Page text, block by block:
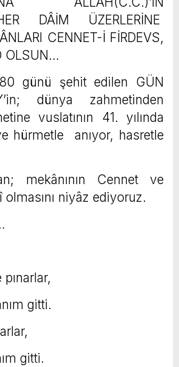
DÂİM ÜZERLERİNE
CENNET-İ FİRDEVS,
OLSUN…
günü şehit edilen GÜN
dünya zahmetinden
vuslatının 41. yılında
hürmetle anıyor, hasretle
mekânının Cennet ve
olmasını niyâz ediyoruz.
gitti.
gitti.